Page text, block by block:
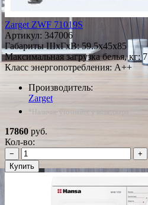
Zarget ZWF 71019S
Артикул: 347006
Габариты ШxГxВ: 59.5x45x85
Максимальная загрузка белья, кг: 7
Класс энергопотребления: A++
Производитель:
Zarget
*Наличие уточняйте у менеджера
17860 руб.
Кол-во:
−
+
Купить